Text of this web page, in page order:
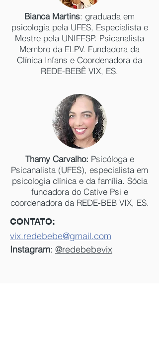
Bianca Martins: graduada em
psicologia pela UFES, Especialista e
Mestre pela UNIFESP. Psicanalista
Membro da ELPV. Fundadora da
Clínica Infans e Coordenadora da
REDE-BEBÊ VIX, ES.
Thamy Carvalho: Psicóloga e
Psicanalista (UFES), especialista em
psicologia clínica e da família. Sócia
fundadora do Cative Psi e
coordenadora da REDE-BEB VIX, ES.
​CONTATO:
vix.redebebe@gmail.com
Instagram: @redebebevix